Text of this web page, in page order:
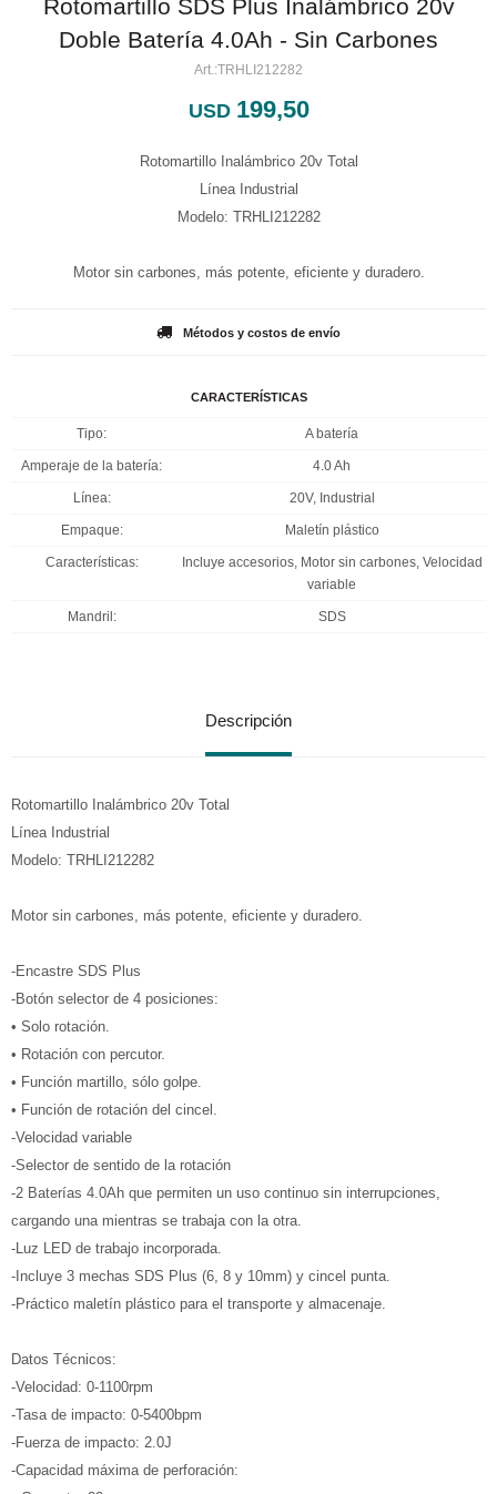
Rotomartillo SDS Plus Inalámbrico 20v
Doble Batería 4.0Ah - Sin Carbones
TRHLI212282
USD 199,50
Rotomartillo Inalámbrico 20v Total
Línea Industrial
Modelo: TRHLI212282
Motor sin carbones, más potente, eficiente y duradero.
Métodos y costos de envío
CARACTERÍSTICAS
Tipo A batería
Amperaje de la batería 4.0 Ah
Línea 20V, Industrial
Empaque Maletín plástico
Características
Incluye accesorios, Motor sin carbones, Velocidad
variable
Mandril SDS
Descripción
Rotomartillo Inalámbrico 20v Total
Línea Industrial
Modelo: TRHLI212282
Motor sin carbones, más potente, eficiente y duradero.
-Encastre SDS Plus
-Botón selector de 4 posiciones:
• Solo rotación.
• Rotación con percutor.
• Función martillo, sólo golpe.
• Función de rotación del cincel.
-Velocidad variable
-Selector de sentido de la rotación
-2 Baterías 4.0Ah que permiten un uso continuo sin interrupciones,
cargando una mientras se trabaja con la otra.
-Luz LED de trabajo incorporada.
-Incluye 3 mechas SDS Plus (6, 8 y 10mm) y cincel punta.
-Práctico maletín plástico para el transporte y almacenaje.
Datos Técnicos:
-Velocidad: 0-1100rpm
-Tasa de impacto: 0-5400bpm
-Fuerza de impacto: 2.0J
-Capacidad máxima de perforación: